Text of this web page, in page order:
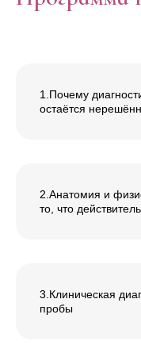
1.Почему
остаётся
2.Анатомия и
то, что
3.Клиническая
пробы